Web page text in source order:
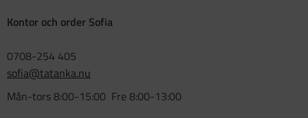
Kontor och order Sofia
0708-254 405
sofia@tatanka.nu
Mån-tors 8:00-15:00 Fre 8:00-13:00